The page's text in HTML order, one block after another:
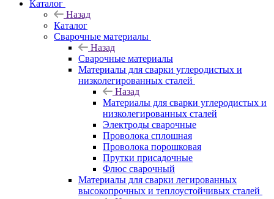
Каталог
Назад
Каталог
Сварочные материалы
Назад
Сварочные материалы
Материалы для сварки углеродистых и
низколегированных сталей
Назад
Материалы для сварки углеродистых и
низколегированных сталей
Электроды сварочные
Проволока сплошная
Проволока порошковая
Прутки присадочные
Флюс сварочный
Материалы для сварки легированных
высокопрочных и теплоустойчивых сталей